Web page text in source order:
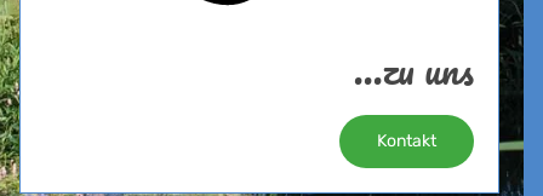
...zu uns
Kontakt